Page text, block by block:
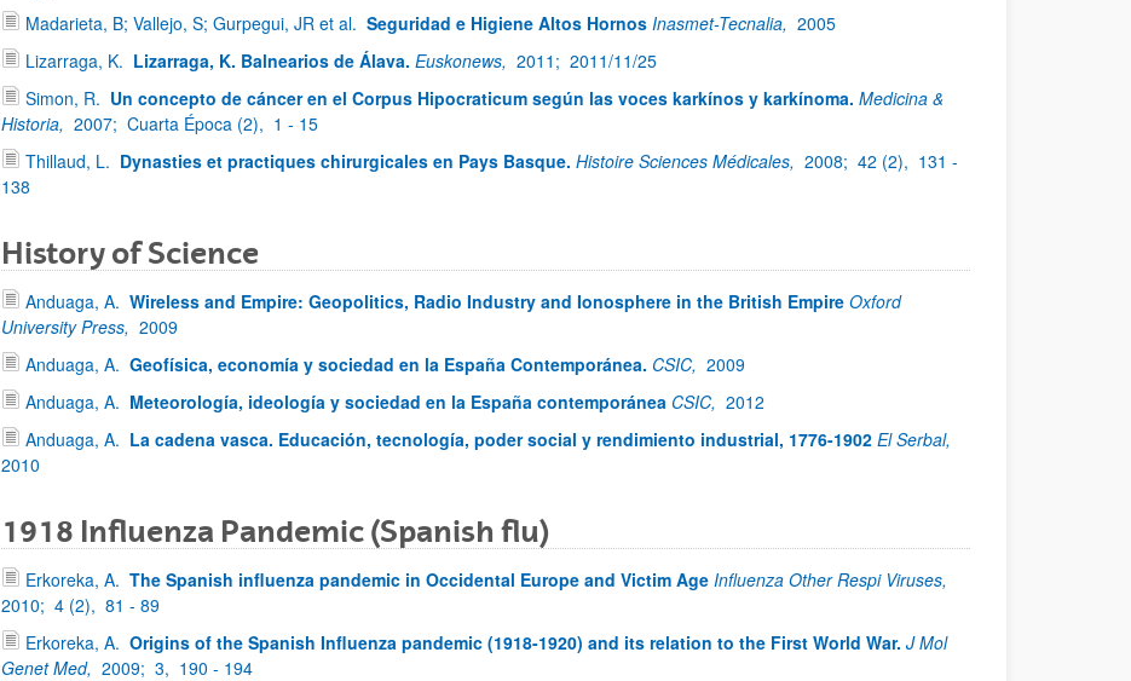
Madarieta, B; Vallejo, S; Gurpegui, JR et al. Seguridad e Higiene Altos Hornos Inasmet-Tecnalia, 2005
Lizarraga, K. Lizarraga, K. Balnearios de Álava. Euskonews, 2011; 2011/11/25
Simon, R. Un concepto de cáncer en el Corpus Hipocraticum según las voces karkínos y karkínoma. Medicina &
Historia, 2007; Cuarta Época (2), 1 - 15
Thillaud, L. Dynasties et practiques chirurgicales en Pays Basque. Histoire Sciences Médicales, 2008; 42 (2), 131 -
138
History of Science
Anduaga, A. Wireless and Empire: Geopolitics, Radio Industry and Ionosphere in the British Empire Oxford
University Press, 2009
Anduaga, A. Geofísica, economía y sociedad en la España Contemporánea. CSIC, 2009
Anduaga, A. Meteorología, ideología y sociedad en la España contemporánea CSIC, 2012
Anduaga, A. La cadena vasca. Educación, tecnología, poder social y rendimiento industrial, 1776-1902 El Serbal,
2010
1918 Influenza Pandemic (Spanish flu)
Erkoreka, A. The Spanish influenza pandemic in Occidental Europe and Victim Age Influenza Other Respi Viruses,
2010; 4 (2), 81 - 89
Erkoreka, A. Origins of the Spanish Influenza pandemic (1918-1920) and its relation to the First World War. J Mol
Genet Med, 2009; 3, 190 - 194